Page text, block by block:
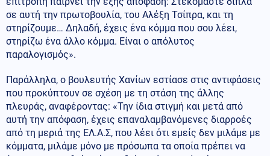
σε αυτή την πρωτοβουλία, του Αλέξη Τσίπρα, και τη
στηρίζουμε… Δηλαδή, έχεις ένα κόμμα που σου λέει,
στηρίζω ένα άλλο κόμμα. Είναι ο απόλυτος
παραλογισμός».
Παράλληλα, ο βουλευτής Χανίων εστίασε στις αντιφάσεις
που προκύπτουν σε σχέση με τη στάση της άλλης
πλευράς, αναφέροντας: «Την ίδια στιγμή και μετά από
αυτή την απόφαση, έχεις επαναλαμβανόμενες διαρροές
από τη μεριά της ΕΛ.Α.Σ, που λέει ότι εμείς δεν μιλάμε με
κόμματα, μιλάμε μόνο με πρόσωπα τα οποία πρέπει να